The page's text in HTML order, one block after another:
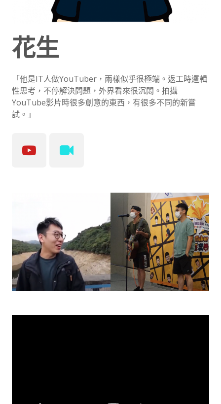
花生
「他是IT人做YouTuber，兩樣似乎很極端。返工時邏輯
性思考，不停解決問題，外界看來很沉悶。拍攝
YouTube影片時很多創意的東西，有很多不同的新嘗
試。」